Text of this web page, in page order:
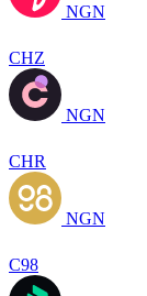
NGN
CHZ
NGN
CHR
NGN
C98